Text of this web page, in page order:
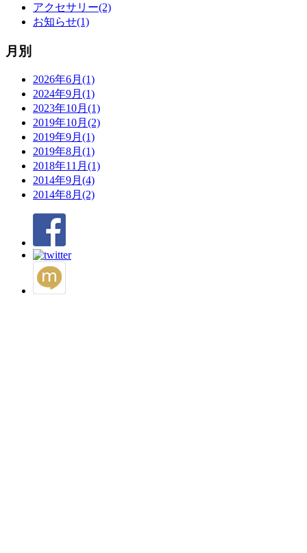
アクセサリー(2)
お知らせ(1)
月別
2026年6月(1)
2024年9月(1)
2023年10月(1)
2019年10月(2)
2019年9月(1)
2019年8月(1)
2018年11月(1)
2014年9月(4)
2014年8月(2)